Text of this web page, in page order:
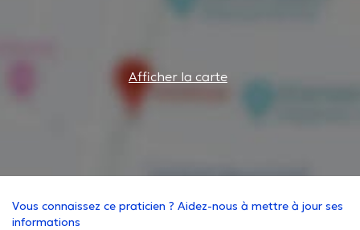
Afficher la carte
Vous connaissez ce praticien ? Aidez-nous à mettre à jour ses
informations